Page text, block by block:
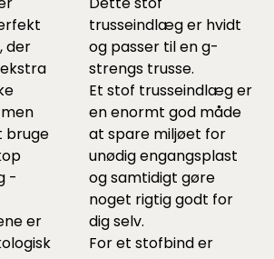
der
bruge
-
er
trusseindlæg er hvidt
og passer til en g-
strengs trusse.
Et stof trusseindlæg er
en enormt god måde
at spare miljøet for
unødig engangsplast
og samtidigt gøre
noget rigtig godt for
dig selv.
For et stofbind er